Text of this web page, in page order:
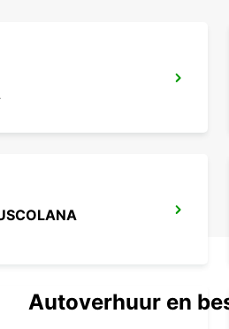
Autoverhuur en